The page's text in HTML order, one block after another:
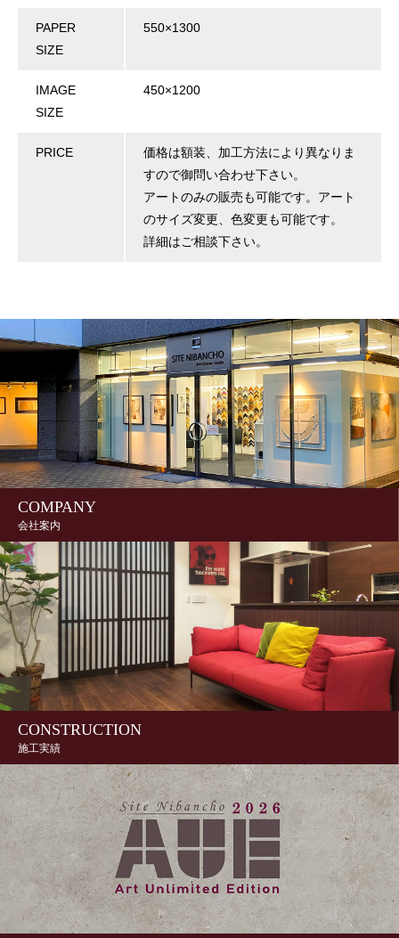
PAPER
SIZE
550×1300
IMAGE
SIZE
450×1200
PRICE
価格は額装、加工方法により異なりま
すので御問い合わせ下さい。
アートのみの販売も可能です。アート
のサイズ変更、色変更も可能です。
詳細はご相談下さい。
COMPANY
会社案内
CONSTRUCTION
施工実績